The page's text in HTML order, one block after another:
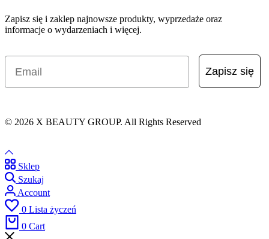
Zapisz się i zaklep najnowsze produkty, wyprzedaże oraz
informacje o wydarzeniach i więcej.
Email
Zapisz się
© 2026 X BEAUTY GROUP. All Rights Reserved
Sklep
Szukaj
Account
0 Lista życzeń
0 Cart